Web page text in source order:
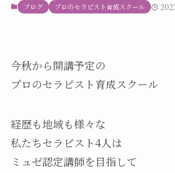
ブログ プロのセラピスト育成スクール
今秋から開講予定の
プロのセラピスト育成スクール
経歴も地域も様々な
私たちセラピスト4人は
ミュゼ認定講師を目指して